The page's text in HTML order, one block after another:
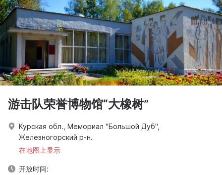
游击队荣誉博物馆“大橡树”
Курская обл., Мемориал "Большой Дуб",
Железногорский р-н.
在地图上显示
开放时间: